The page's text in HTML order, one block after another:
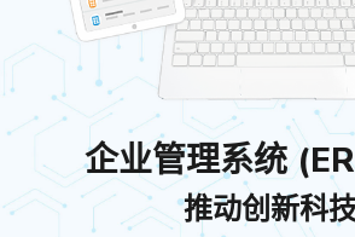
企业管理系统
推动创新科